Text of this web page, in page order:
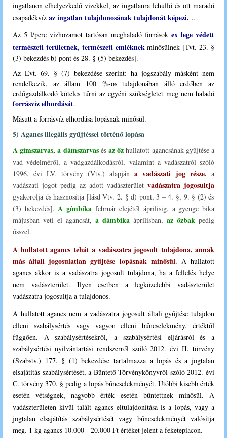
ingatlanon elhelyezkedő vizekkel, az ingatlanra lehulló és ott maradó
csapadékvíz az ingatlan tulajdonosának tulajdonát képezi. …
Az 5 l/perc vízhozamot tartósan meghaladó források ex lege védett
természeti területnek, természeti emléknekminősülnek [Tvt. 23. §
(3) bekezdés b) pont és 28. § (5) bekezdés].
Az Evt. 69. § (7) bekezdése szerint: ha jogszabály másként nem
rendelkezik, az állam 100 %-os tulajdonában álló erdőben az
erdőgazdálkodó köteles tűrni az egyéni szükségletet meg nem haladó
forrásvíz elhordását.
Másutt a forrásvíz elhordása lopásnak minősül.
5) Agancs illegális gyűjtéssel történő lopása
A gímszarvas,a dámszarvas ésaz őz hullatott agancsának gyűjtése a
vad védelméről, a vadgazdálkodásról, valamint a vadászatról szóló
1996. évi LV. törvény (Vtv.) alapjána vadászati jog része, a
vadászati jogot pedig az adott vadászterület vadászatra jogosultja
gyakorolja és hasznosítja [lásd Vtv. 2. § d) pont, 3 – 4. §, 9. § (2) és
(3) bekezdés].A gímbika február elejétől áprilisig, a gyenge bika
májusban veti el agancsát, a dámbika áprilisban, az őzbak pedig
ősszel.
A hullatott agancs tehát a vadászatra jogosult tulajdona, annak
más általi jogosulatlan gyűjtése lopásnak minősül. A hullatott
agancs akkor is a vadászatra jogosult tulajdona, ha a fellelés helye
nem vadászterület. Ilyen esetben a legközelebbi vadászterület
vadászatra jogosultja a tulajdonos.
A hullatott agancs nem a vadászatra jogosult általi gyűjtése tulajdon
elleni szabálysértés vagy vagyon elleni bűncselekmény, értéktől
függően. A szabálysértésekről, a szabálysértési eljárásról és a
szabálysértési nyilvántartási rendszerről szóló 2012. évi II. törvény
(Szabstv.) 177. § (1) bekezdése tartalmazza a lopás és a jogtalan
elsajátítás szabálysértését, a Büntető Törvénykönyvről szóló 2012. évi
C. törvény 370. § pedig a lopás bűncselekményét. Utóbbi kisebb érték
esetén vétségnek, nagyobb érték esetén bűntettnek minősül. A
vadászterületen kívül talált agancs eltulajdonítása is a lopás, vagy a
jogtalan elsajátítás szabálysértését vagy bűncselekményét valósítja
meg. 1 kg agancs 10.000 - 20.000 Ft értéket jelent a feketepiacon.